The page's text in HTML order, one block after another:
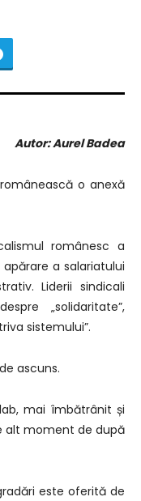
Autor: Aurel Badea
o anexă
românesc a
a salariatului
Liderii sindicali
„solidaritate”,
sistemului”.
ascuns.
mai îmbătrânit și
alt moment de după
este oferită de